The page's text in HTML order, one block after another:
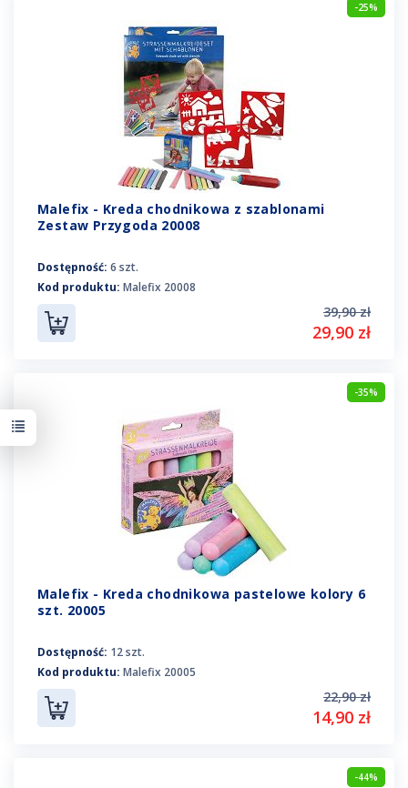
-25%
Malefix - Kreda chodnikowa z szablonami
Zestaw Przygoda 20008
Dostępność: 6 szt.
Kod produktu: Malefix 20008
39,90 zł
29,90 zł
-35%
Malefix - Kreda chodnikowa pastelowe kolory 6
szt. 20005
Dostępność: 12 szt.
Kod produktu: Malefix 20005
22,90 zł
14,90 zł
-44%